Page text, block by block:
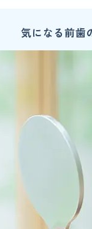
気になる前歯